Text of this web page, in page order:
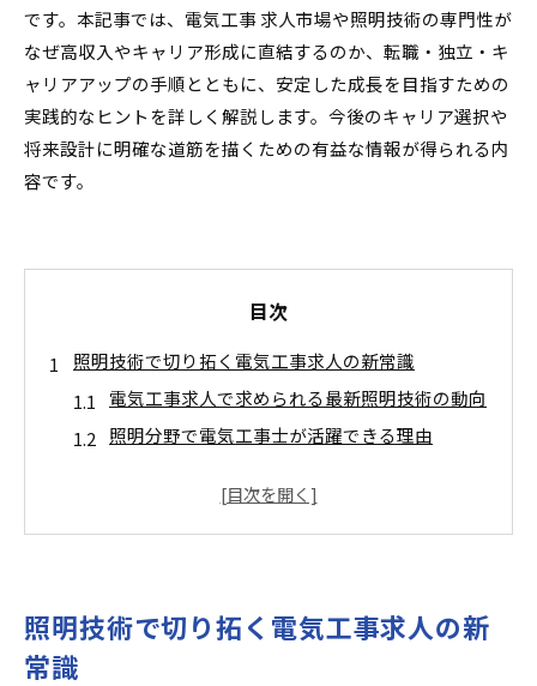
です。本記事では、電気工事 求人市場や照明技術の専門性が
なぜ高収入やキャリア形成に直結するのか、転職・独立・キ
ャリアアップの手順とともに、安定した成長を目指すための
実践的なヒントを詳しく解説します。今後のキャリア選択や
将来設計に明確な道筋を描くための有益な情報が得られる内
容です。
目次
照明技術で切り拓く電気工事求人の新常識
電気工事求人で求められる最新照明技術の動向
照明分野で電気工事士が活躍できる理由
求人選びで重視すべき照明技術の専門性
電気工事求人で年収アップを目指すキャリア戦
照明技術で切り拓く電気工事求人の新
常識